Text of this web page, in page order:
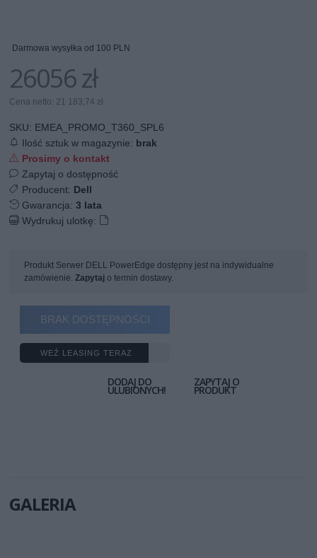
Darmowa wysyłka od 100 PLN
26056 zł
Cena netto: 21 183,74 zł
SKU: EMEA_PROMO_T360_SPL6
Ilość sztuk w magazynie: brak
Prosimy o kontakt
Zapytaj o dostępność
Producent: Dell
Gwarancja:3 lata
Wydrukuj ulotkę:
Produkt Serwer DELL PowerEdge dostępny jest na indywidualne
zamówienie.Zapytaj o termin dostawy.
BRAK DOSTĘPNOŚCI
WEŹ LEASING TERAZ
DODAJ DO
ULUBIONYCH!
ZAPYTAJ O
PRODUKT
GALERIA